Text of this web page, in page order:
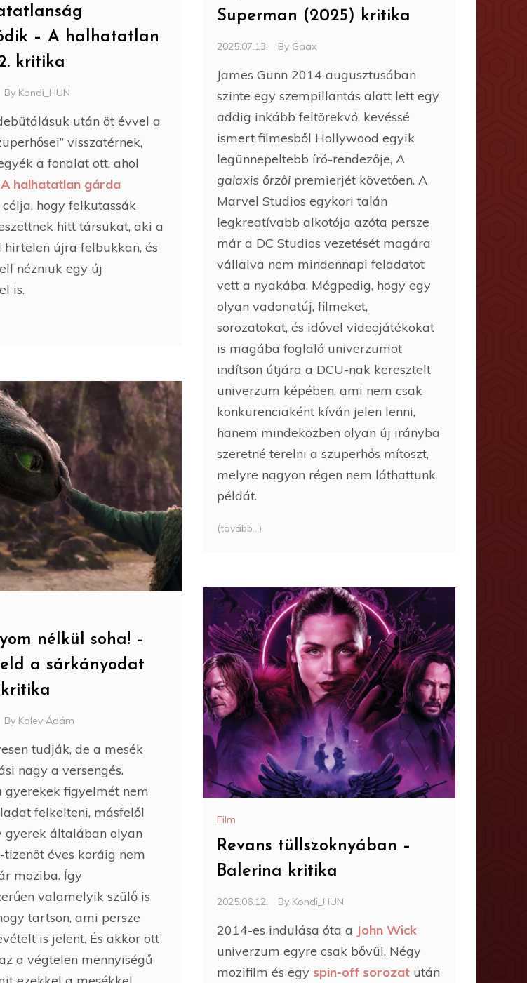
Superman (2025) kritika
2025.07.13. By Gaax
James Gunn 2014 augusztusában
szinte egy szempillantás alatt lett egy
addig inkább feltörekvő, kevéssé
ismert filmesből Hollywood egyik
legünnepeltebb író-rendezője, A
galaxis őrzői premierjét követően. A
Marvel Studios egykori talán
legkreatívabb alkotója azóta persze
már a DC Studios vezetését magára
vállalva nem mindennapi feladatot
vett a nyakába. Mégpedig, hogy egy
olyan vadonatúj, filmeket,
sorozatokat, és idővel videojátékokat
is magába foglaló univerzumot
indítson útjára a DCU-nak keresztelt
univerzum képében, ami nem csak
konkurenciaként kíván jelen lenni,
hanem mindeközben olyan új irányba
szeretné terelni a szuperhős mítoszt,
melyre nagyon régen nem láthattunk
példát.
(tovább…)
– A halhatatlan
kritika
By Kondi_HUN
után öt évvel a
visszatérnek,
a fonalat ott, ahol
A halhatatlan gárda
hogy felkutassák
hitt társukat, aki a
hirtelen újra felbukkan, és
nézniük egy új
is.
nélkül soha! –
a sárkányodat
By Kolev Ádám
tudják, de a mesék
nagy a versengés.
gyerekek figyelmét nem
felkelteni, másfelől
gyerek általában olyan
tizenöt éves koráig nem
moziba. Így
valamelyik szülő is
tartson, ami persze
is jelent. És akkor ott
a végtelen mennyiségű
Film
Revans tüllszoknyában –
Balerina kritika
2025.06.12. By Kondi_HUN
2014-es indulása óta a John Wick
univerzum egyre csak bővül. Négy
mozifilm és egy spin-off sorozat után